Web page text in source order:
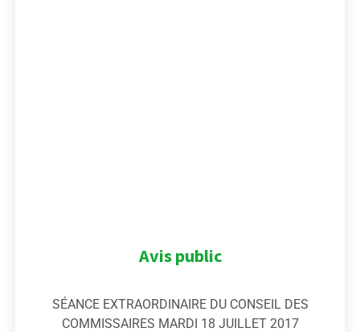
Avis public
SÉANCE EXTRAORDINAIRE DU CONSEIL DES
COMMISSAIRES MARDI 18 JUILLET 2017